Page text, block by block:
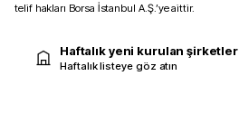
telif hakları Borsa İstanbul A.Ş.’ye aittir.
Haftalık yeni kurulan şirketler
Haftalık listeye göz atın